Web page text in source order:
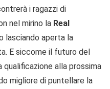
i ragazzi di
nel mirino la Real
lasciando aperta la
E siccome il futuro del
alla prossima
migliore di puntellare la